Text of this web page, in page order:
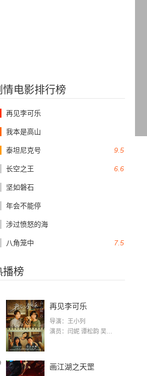
情电影排行榜
再见李可乐
我本是高山
9.5
泰坦尼克号
6.6
长空之王
坚如磐石
年会不能停
涉过愤怒的海
7.5
八角笼中
播榜
再见李可乐
导演：王小列
演员：闫妮 谭松韵 吴京 蒋龙 赵小棠 冯雷 李虎城 平安 小七 小可乐
画江湖之天罡
7.4
分钟
费奥多尔·邦达尔丘克 / ArturSmolyaninov / 阿雷克西·查多夫
99分钟